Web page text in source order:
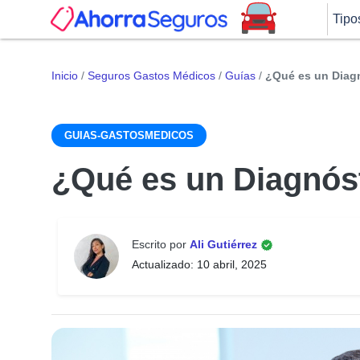
Inicio / Seguros Gastos Médicos / Guías / ¿Qué es un
GUIAS-GASTOSMEDICOS
¿Qué es un
Escrito por Ali Gutiérrez
Actualizado: 10 abril, 2025